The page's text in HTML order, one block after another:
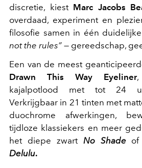
discretie, kiest Marc Jacobs
overdaad, experiment en
filosofie samen in één
not the rules” — gereedschap,
Een van de meest
Drawn This Way Eyeliner,
kajalpotlood met tot 24
Verkrijgbaar in 21 tinten met
duochrome afwerkingen,
tijdloze klassiekers en meer
het diepe zwart No Shadeof
Delulu.